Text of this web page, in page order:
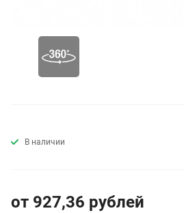
В наличии
от 927,36 рублей